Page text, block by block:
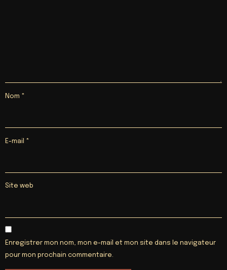
Nom *
E-mail *
Site web
Enregistrer mon nom, mon e-mail et mon site dans le navigateur
pour mon prochain commentaire.